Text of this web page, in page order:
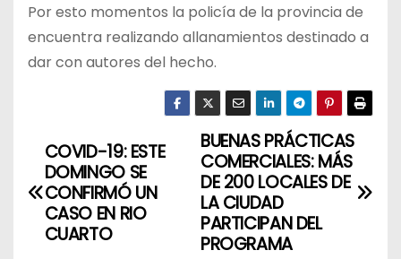
Por esto momentos la policía de la provincia de
encuentra realizando allanamientos destinado a
dar con autores del hecho.
N
a
BUENAS PRÁCTICAS
COMERCIALES: MÁS
DE 200 LOCALES DE
LA CIUDAD
PARTICIPAN DEL
PROGRAMA
COVID-19: ESTE
DOMINGO SE
CONFIRMÓ UN
CASO EN RIO
CUARTO